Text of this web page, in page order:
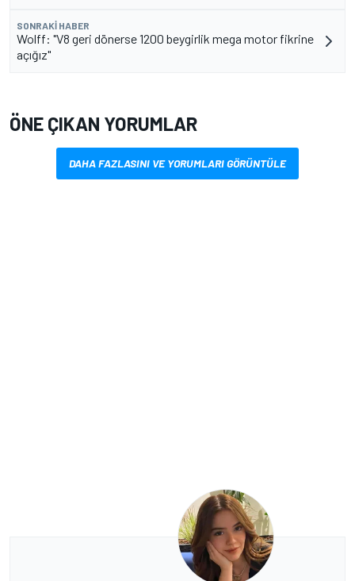
SONRAKI HABER
Wolff: "V8 geri dönerse 1200 beygirlik mega motor fikrine
açığız"
ÖNE ÇIKAN YORUMLAR
DAHA FAZLASINI VE YORUMLARI GÖRÜNTÜLE